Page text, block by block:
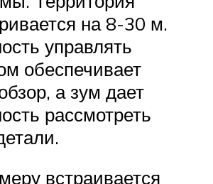
на 8-30 м.
управлять
обеспечивает
а зум дает
рассмотреть
встраивается